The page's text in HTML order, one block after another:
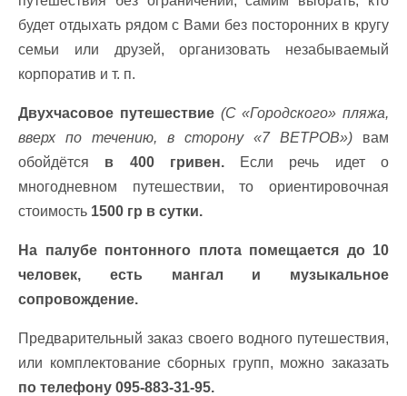
будет отдыхать рядом с Вами без посторонних в кругу
семьи или друзей, организовать незабываемый
корпоратив и т. п.
Двухчасовое путешествие (С «Городского» пляжа,
вверх по течению, в сторону «7 ВЕТРОВ») вам
обойдётся в 400 гривен.Если речь идет о
многодневном путешествии, то ориентировочная
стоимость 1500 гр в сутки.
На палубе понтонного плота помещается до 10
человек, есть мангал и музыкальное
сопровождение.
Предварительный заказ своего водного путешествия,
или комплектование сборных групп, можно заказать
по телефону 095-883-31-95.